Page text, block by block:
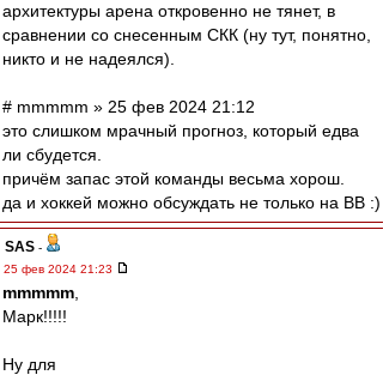
архитектуры арена откровенно не тянет, в
сравнении со снесенным СКК (ну тут, понятно,
никто и не надеялся).
# mmmmm » 25 фев 2024 21:12
это слишком мрачный прогноз, который едва
ли сбудется.
причём запас этой команды весьма хорош.
да и хоккей можно обсуждать не только на ВВ :)
SAS -
25 фев 2024 21:23
mmmmm
Марк!!!!!
Ну для